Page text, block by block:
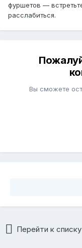
фуршетов —
расслабиться.
Вы сможете
Перейти к